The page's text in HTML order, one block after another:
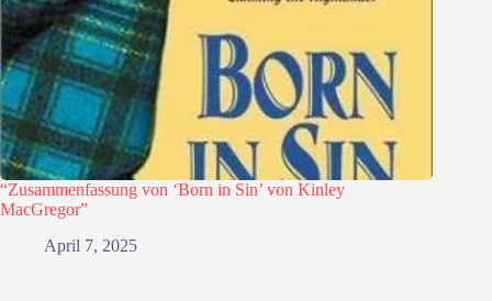
“Zusammenfassung von ‘Born in Sin’ von Kinley
MacGregor”
April 7, 2025